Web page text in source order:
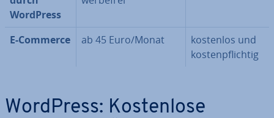
WordPress
E-Commerce ab 45 Euro/Monat
kostenlos und
kos­ten­pflich­tig
WordPress: Kos­ten­lo­se